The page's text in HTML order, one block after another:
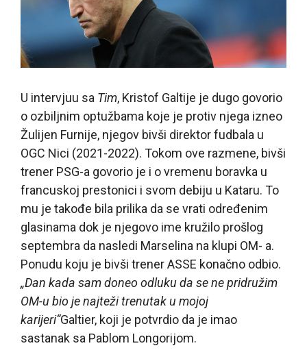
U intervjuu sa Tim, Kristof Galtije je dugo govorio
o ozbiljnim optužbama koje je protiv njega izneo
Žulijen Furnije, njegov bivši direktor fudbala u
OGC Nici (2021-2022). Tokom ove razmene, bivši
trener PSG-a govorio je i o vremenu boravka u
francuskoj prestonici i svom debiju u Kataru. To
mu je takođe bila prilika da se vrati određenim
glasinama dok je njegovo ime kružilo prošlog
septembra da nasledi Marselina na klupi OM- a.
Ponudu koju je bivši trener ASSE konačno odbio.
„Dan kada sam doneo odluku da se ne pridružim
OM-u bio je najteži trenutak u mojoj
karijeri“Galtier, koji je potvrdio da je imao
sastanak sa Pablom Longorijom.